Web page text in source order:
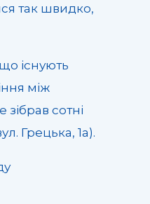
так швидко,
існують
між
зібрав сотні
Грецька, 1а).